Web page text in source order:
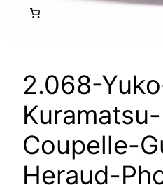
2.068-
Coupelle-
Heraud-